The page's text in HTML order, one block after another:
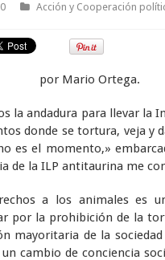
Acción y Cooperación
por Mario Ortega.
la andadura para llevar la
donde se tortura, veja y
es el momento,»
de la ILP antitaurina me
a los animales es
por la prohibición de la
mayoritaria de la
cambio de conciencia